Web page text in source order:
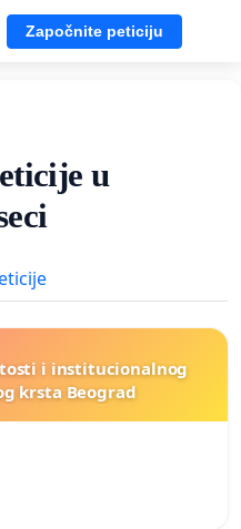
Započnite peticiju
u
i institucionalnog
krsta Beograd